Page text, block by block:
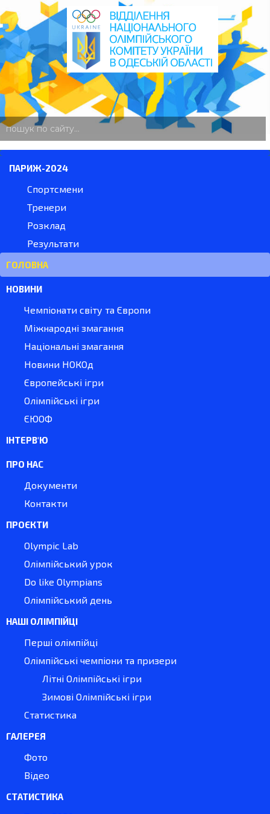
пошук
по
ПАРИЖ-2024
Спортсмени
Тренери
Розклад
Результати
ГОЛОВНА
НОВИНИ
Чемпіонати світу та Європи
Міжнародні змагання
Національні змагання
Новини НОКОд
Європейські ігри
Олімпійські ігри
ЄЮОФ
ІНТЕРВ'Ю
ПРО НАС
Документи
Контакти
ПРОЄКТИ
Olympic Lab
Олімпійський урок
Do like Olympians
Олімпійський день
НАШІ ОЛІМПІЙЦІ
Перші олімпійці
Олімпійські чемпіони та призери
Літні Олімпійські ігри
Зимові Олімпійські ігри
Статистика
ГАЛЕРЕЯ
Фото
Відео
СТАТИСТИКА